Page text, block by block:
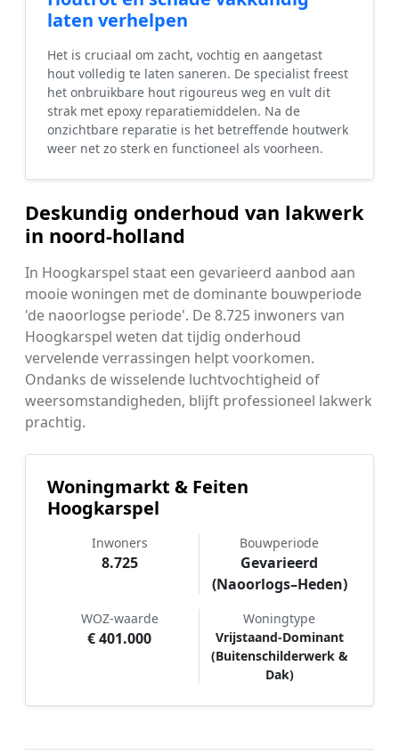
laten verhelpen
Het is cruciaal om zacht, vochtig en aangetast
hout volledig te laten saneren. De specialist freest
het onbruikbare hout rigoureus weg en vult dit
strak met epoxy reparatiemiddelen. Na de
onzichtbare reparatie is het betreffende houtwerk
weer net zo sterk en functioneel als voorheen.
Deskundig onderhoud van lakwerk
in noord-holland
In Hoogkarspel staat een gevarieerd aanbod aan
mooie woningen met de dominante bouwperiode
'de naoorlogse periode'. De 8.725 inwoners van
Hoogkarspel weten dat tijdig onderhoud
vervelende verrassingen helpt voorkomen.
Ondanks de wisselende luchtvochtigheid of
weersomstandigheden, blijft professioneel lakwerk
prachtig.
Woningmarkt & Feiten
Hoogkarspel
Inwoners
8.725
Bouwperiode
Gevarieerd
(Naoorlogs–Heden)
WOZ-waarde
€ 401.000
Woningtype
Vrijstaand-Dominant
(Buitenschilderwerk &
Dak)